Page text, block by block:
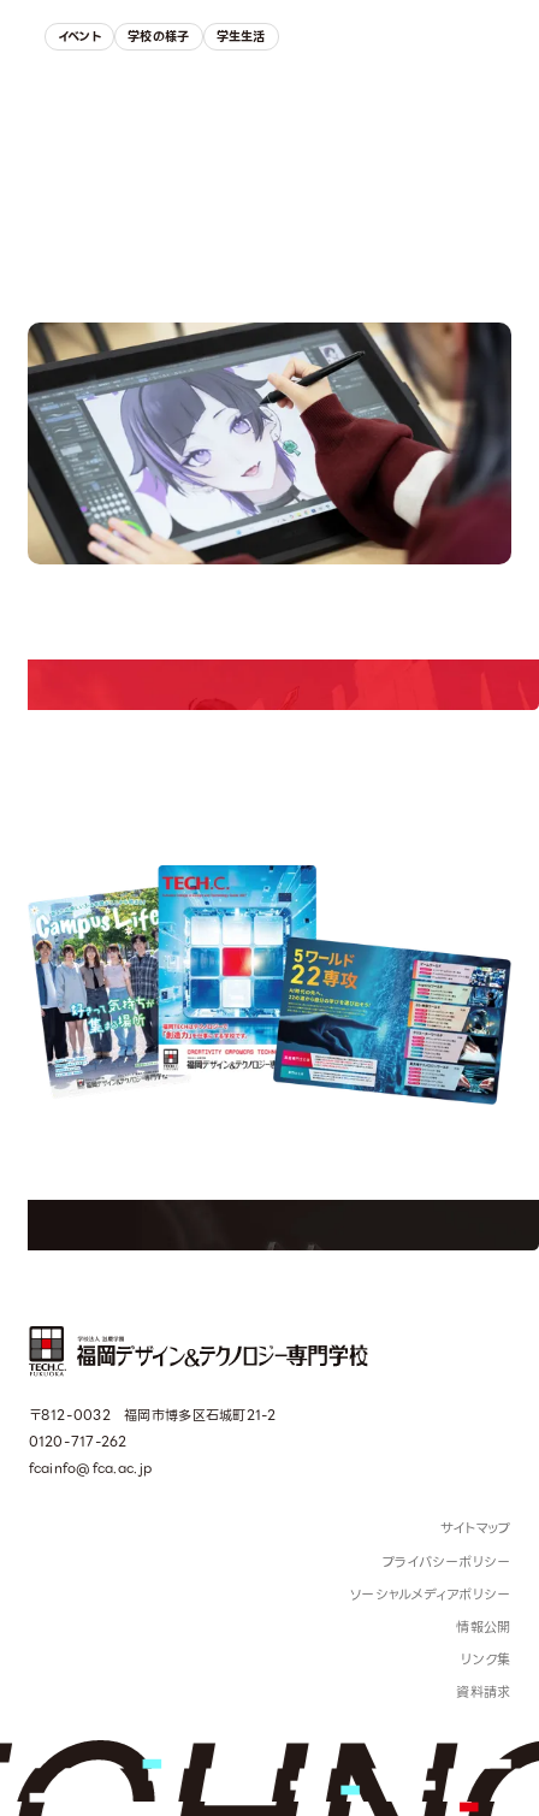
イベント 学校の様子 学生生活
Campus
Information
〒812-0032 福岡市博多区石城町21-2
0120-717-262
fcainfo@fca.ac.jp
サイトマップ
プライバシーポリシー
ソーシャルメディアポリシー
情報公開
リンク集
資料請求